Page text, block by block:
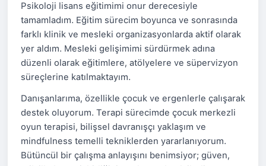
Psikoloji lisans eğitimimi onur derecesiyle
tamamladım. Eğitim sürecim boyunca ve sonrasında
farklı klinik ve mesleki organizasyonlarda aktif olarak
yer aldım. Mesleki gelişimimi sürdürmek adına
düzenli olarak eğitimlere, atölyelere ve süpervizyon
süreçlerine katılmaktayım.
Danışanlarıma, özellikle çocuk ve ergenlerle çalışarak
destek oluyorum. Terapi sürecimde çocuk merkezli
oyun terapisi, bilişsel davranışçı yaklaşım ve
mindfulness temelli tekniklerden yararlanıyorum.
Bütüncül bir çalışma anlayışını benimsiyor; güven,